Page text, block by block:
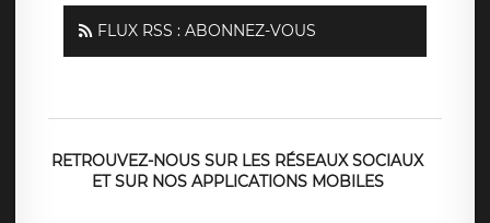
FLUX RSS : ABONNEZ-VOUS
RETROUVEZ-NOUS SUR LES RÉSEAUX SOCIAUX
ET SUR NOS APPLICATIONS MOBILES